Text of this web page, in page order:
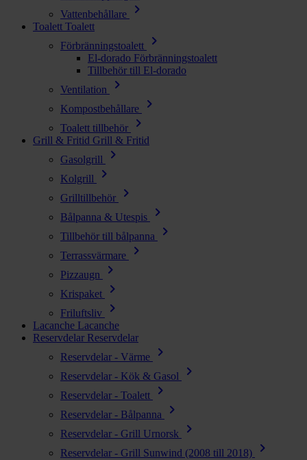
Vattenbehållare chevron_right
Toalett Toalett
Förbränningstoalett
chevron_right
El-dorado Förbränningstoalett
Tillbehör till El-dorado
Ventilation
chevron_right
Kompostbehållare chevron_right
Toalett tillbehör chevron_right
Grill & Fritid Grill & Fritid
Gasolgrill
chevron_right
Kolgrill chevron_right
Grilltillbehör chevron_right
Bålpanna & Utespis chevron_right
Tillbehör till bålpanna chevron_right
Terrassvärmare chevron_right
Pizzaugn chevron_right
Krispaket chevron_right
Friluftsliv chevron_right
Lacanche Lacanche
Reservdelar Reservdelar
Reservdelar - Värme
chevron_right
Reservdelar - Kök & Gasol chevron_right
Reservdelar - Toalett chevron_right
Reservdelar - Bålpanna chevron_right
Reservdelar - Grill Urnorsk chevron_right
Reservdelar - Grill Sunwind (2008 till 2018) chevron_right